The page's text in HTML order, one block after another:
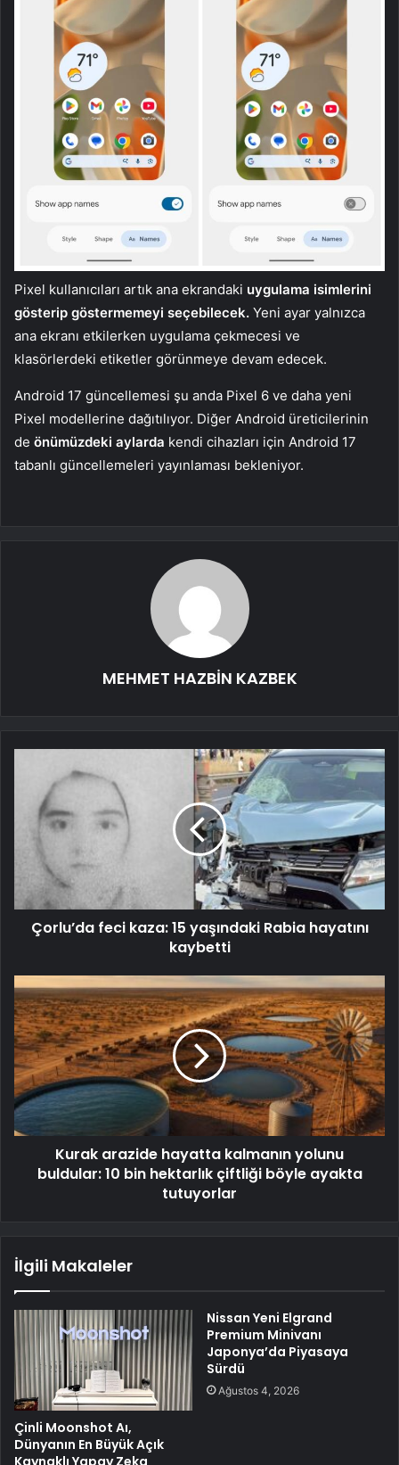
Pixel kullanıcıları artık ana ekrandaki uygulama isimlerini
gösterip göstermemeyi seçebilecek. Yeni ayar yalnızca
ana ekranı etkilerken uygulama çekmecesi ve
klasörlerdeki etiketler görünmeye devam edecek.
Android 17 güncellemesi şu anda Pixel 6 ve daha yeni
Pixel modellerine dağıtılıyor. Diğer Android üreticilerinin
de önümüzdeki aylarda kendi cihazları için Android 17
tabanlı güncellemeleri yayınlaması bekleniyor.
MEHMET HAZBİN KAZBEK
Çorlu’da feci kaza: 15 yaşındaki Rabia hayatını
kaybetti
Kurak arazide hayatta kalmanın yolunu
buldular: 10 bin hektarlık çiftliği böyle ayakta
tutuyorlar
İlgili Makaleler
Çinli Moonshot Aı,
Dünyanın En Büyük Açık
Kaynaklı Yapay Zeka
Nissan Yeni Elgrand
Premium Minivanı
Japonya’da Piyasaya
Sürdü
Ağustos 4, 2026